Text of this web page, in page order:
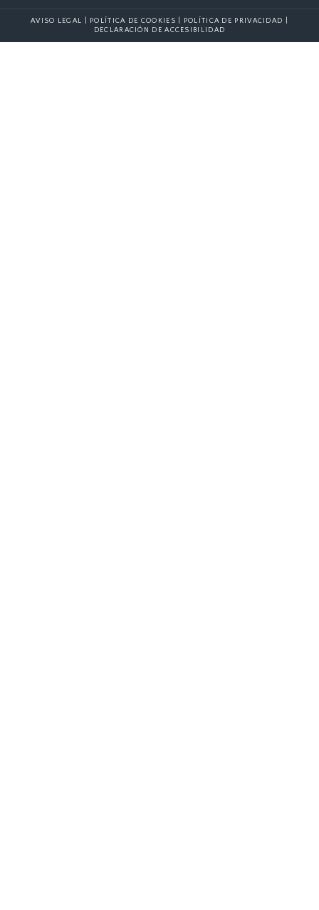
AVISO LEGAL POLÍTICA DE COOKIES POLÍTICA DE PRIVACIDAD
DECLARACIÓN DE ACCESIBILIDAD